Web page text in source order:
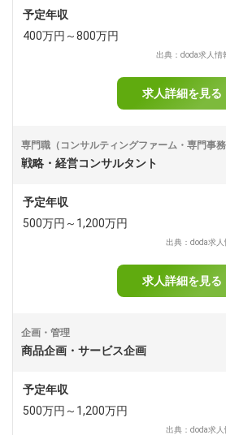
予定年収
400万円～800万円
出典：doda求人
求人詳細を見る
専門職（コンサルティングファーム・専門事務
戦略・経営コンサルタント
予定年収
500万円～1,200万円
出典：doda求
求人詳細を見る
企画・管理
商品企画・サービス企画
予定年収
500万円～1,200万円
出典：doda求